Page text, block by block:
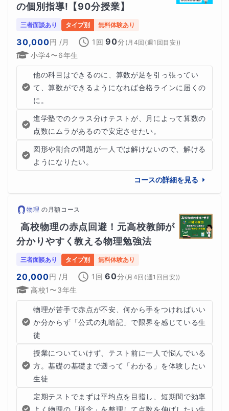
の個別指導!【90分授業】
三者面談あり タイプ別 無料体験あり
30,000円 /月 1回 90分 ( 月4回(週1回目安))
小学4〜6年生
他の科目はできるのに、算数が足を引っ張ってい
て、算数ができるようになれば合格ラインに届くの
に。
進学塾でのクラス分けテストが、月によって算数の
点数にムラがあるので安定させたい。
図形や割合の問題が一人では解けないので、解ける
ようになりたい。
コースの詳細を見る
物理 の 月額コース
高校物理の赤点回避！元高校教師が
分かりやすく教える物理勉強法
三者面談あり タイプ別 無料体験あり
20,000円 /月 1回 60分 ( 月4回(週1回目安))
高校1〜3年生
物理が苦手で赤点が不安、何から手をつければいい
か分からず「公式の丸暗記」で限界を感じている生
徒
授業についていけず、テスト前に一人で悩んでいる
方。基礎の基礎まで遡って「わかる」を体験したい
生徒
定期テストでまずは平均点を目指し、短期間で効率
よく物理の「概念」を整理して点数を伸ばしたい生